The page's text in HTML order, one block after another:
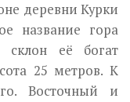
деревни Курки
название гора
её богат
25 метров. К
Восточный и